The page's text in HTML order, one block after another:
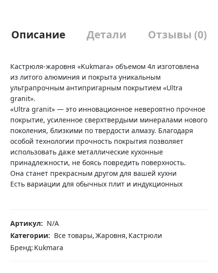
Описание Детали Отзывы (0)
Кастрюля-жаровня «Kukmara» объемом 4л изготовлена
из литого алюминия и покрыта уникальным
ультрапрочным антипригарным покрытием «Ultra
granit».
«Ultra granit» — это инновационное невероятно прочное
покрытие, усиленное сверхтвердыми минералами нового
поколения, близкими по твердости алмазу. Благодаря
особой технологии прочность покрытия позволяет
использовать даже металлические кухонные
принадлежности, не боясь повредить поверхность.
Она станет прекрасным другом для вашей кухни
Есть вариации для обычных плит и индукционных
Артикул: N/A
Категории: Все товары,Жаровня, Кастрюли
Бренд: Kukmara